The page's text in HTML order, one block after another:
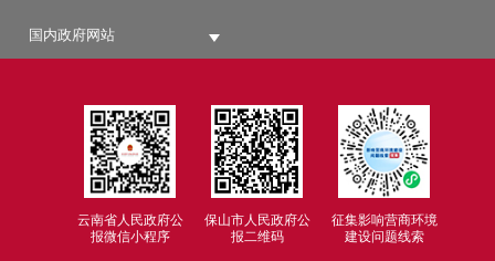
国内政府网站
云南省人民政府公
报微信小程序
保山市人民政府公
报二维码
征集影响营商环境
建设问题线索